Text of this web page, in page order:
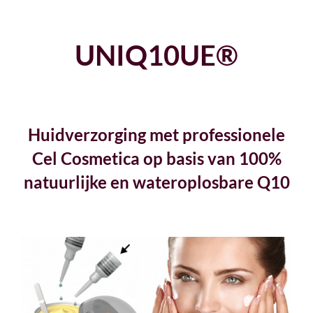
UNIQ10UE®
Huidverzorging met professionele
Cel Cosmetica op basis van 100%
natuurlijke en wateroplosbare Q10